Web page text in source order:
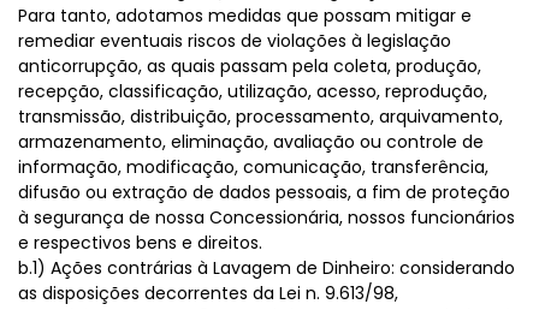
Para tanto, adotamos medidas que possam mitigar e
remediar eventuais riscos de violações à legislação
anticorrupção, as quais passam pela coleta, produção,
recepção, classificação, utilização, acesso, reprodução,
transmissão, distribuição, processamento, arquivamento,
armazenamento, eliminação, avaliação ou controle de
informação, modificação, comunicação, transferência,
difusão ou extração de dados pessoais, a fim de proteção
à segurança de nossa Concessionária, nossos funcionários
e respectivos bens e direitos.
b.1) Ações contrárias à Lavagem de Dinheiro: considerando
as disposições decorrentes da Lei n. 9.613/98,